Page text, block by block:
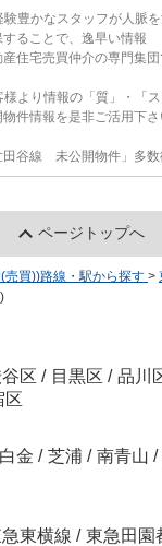
豊かなスタッフが人脈
ることで、逸早い情報
住宅売買仲介の専門集団
様より情報の「質」・「
件情報を是非ご活用下さ
谷線 未公開物件」多数
ページトップへ
売買))路線・駅から探す >
区 / 目黒区 / 品川
区
白金 / 芝浦 / 南青山 /
東横線 / 東急田園